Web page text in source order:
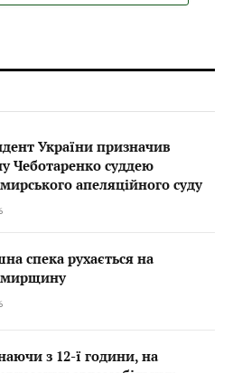
України призначив
Чеботаренко суддею
апеляційного суду
спека рухається на
з 12-ї години, на